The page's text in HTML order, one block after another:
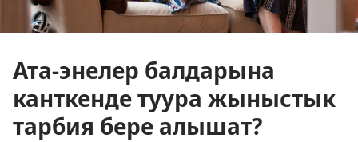
Ата-энелер балдарына
канткенде туура жыныстык
тарбия бере алышат?